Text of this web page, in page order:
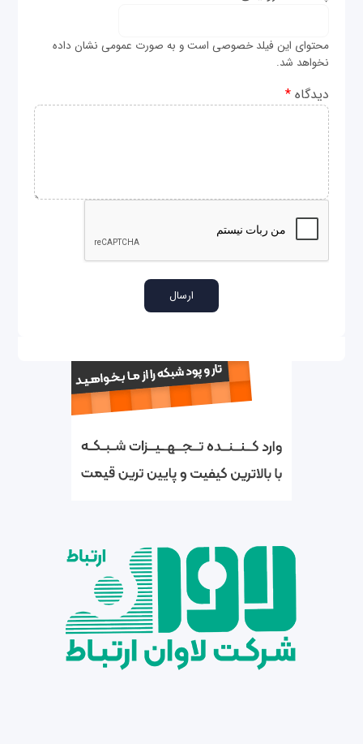
محتوای این فیلد خصوصی است و به صورت عمومی نشان داده
نخواهد شد.
دیدگاه*